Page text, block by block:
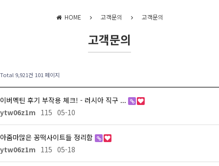
HOME 고객문의 고객문의
고객문의
Total 9,921건 101 페이지
이버멕틴 후기 부작용 체크! - 러시아 직구 ...
ytw06z1m 115 05-10
아줌마많은 꽁떡사이트들 정리함
ytw06z1m 115 05-18